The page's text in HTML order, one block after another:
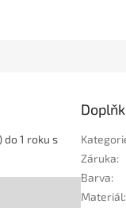
do 1 roku s
Záruka:
Barva:
Materiál: